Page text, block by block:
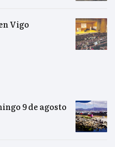
Vigo
9 de agosto